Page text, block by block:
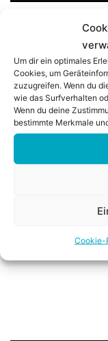
Um dir ein optimales
Cookies, um
zuzugreifen. Wenn du
wie das Surfverhalten
Wenn du deine
bestimmte Merkmale
Coo­kie-
Görünüşe göre
Belki de
Arama…